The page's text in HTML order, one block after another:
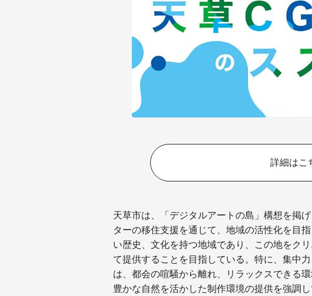
詳細はこ
天草市は、「デジタルアートの島」構想を掲
ターの移住支援を通じて、地域の活性化を目
い歴史、文化を持つ地域であり、この地をク
て提供することを目指している。特に、集中
は、都会の喧騒から離れ、リラックスできる
豊かな自然を活かした制作環境の提供を強調し